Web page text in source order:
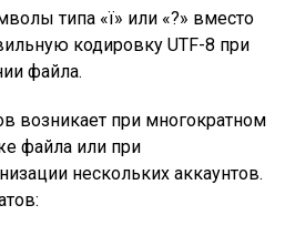
типа «ï» или «?» вместо
кодировку UTF-8 при
файла.
возникает при многократном
файла или при
нескольких аккаунтов.